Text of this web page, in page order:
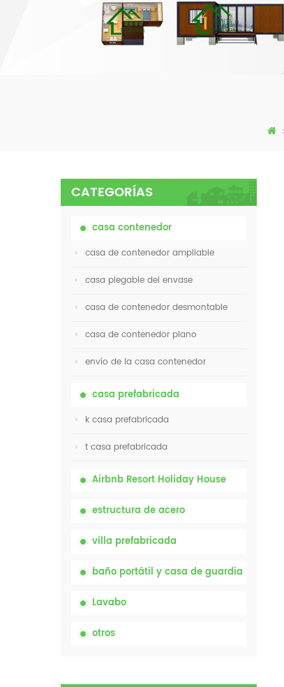
CATEGORÍAS
casa contenedor
casa de contenedor ampliable
casa plegable del envase
casa de contenedor desmontable
casa de contenedor plano
envío de la casa contenedor
casa prefabricada
k casa prefabricada
t casa prefabricada
Airbnb Resort Holiday House
estructura de acero
villa prefabricada
baño portátil y casa de guardia
Lavabo
otros